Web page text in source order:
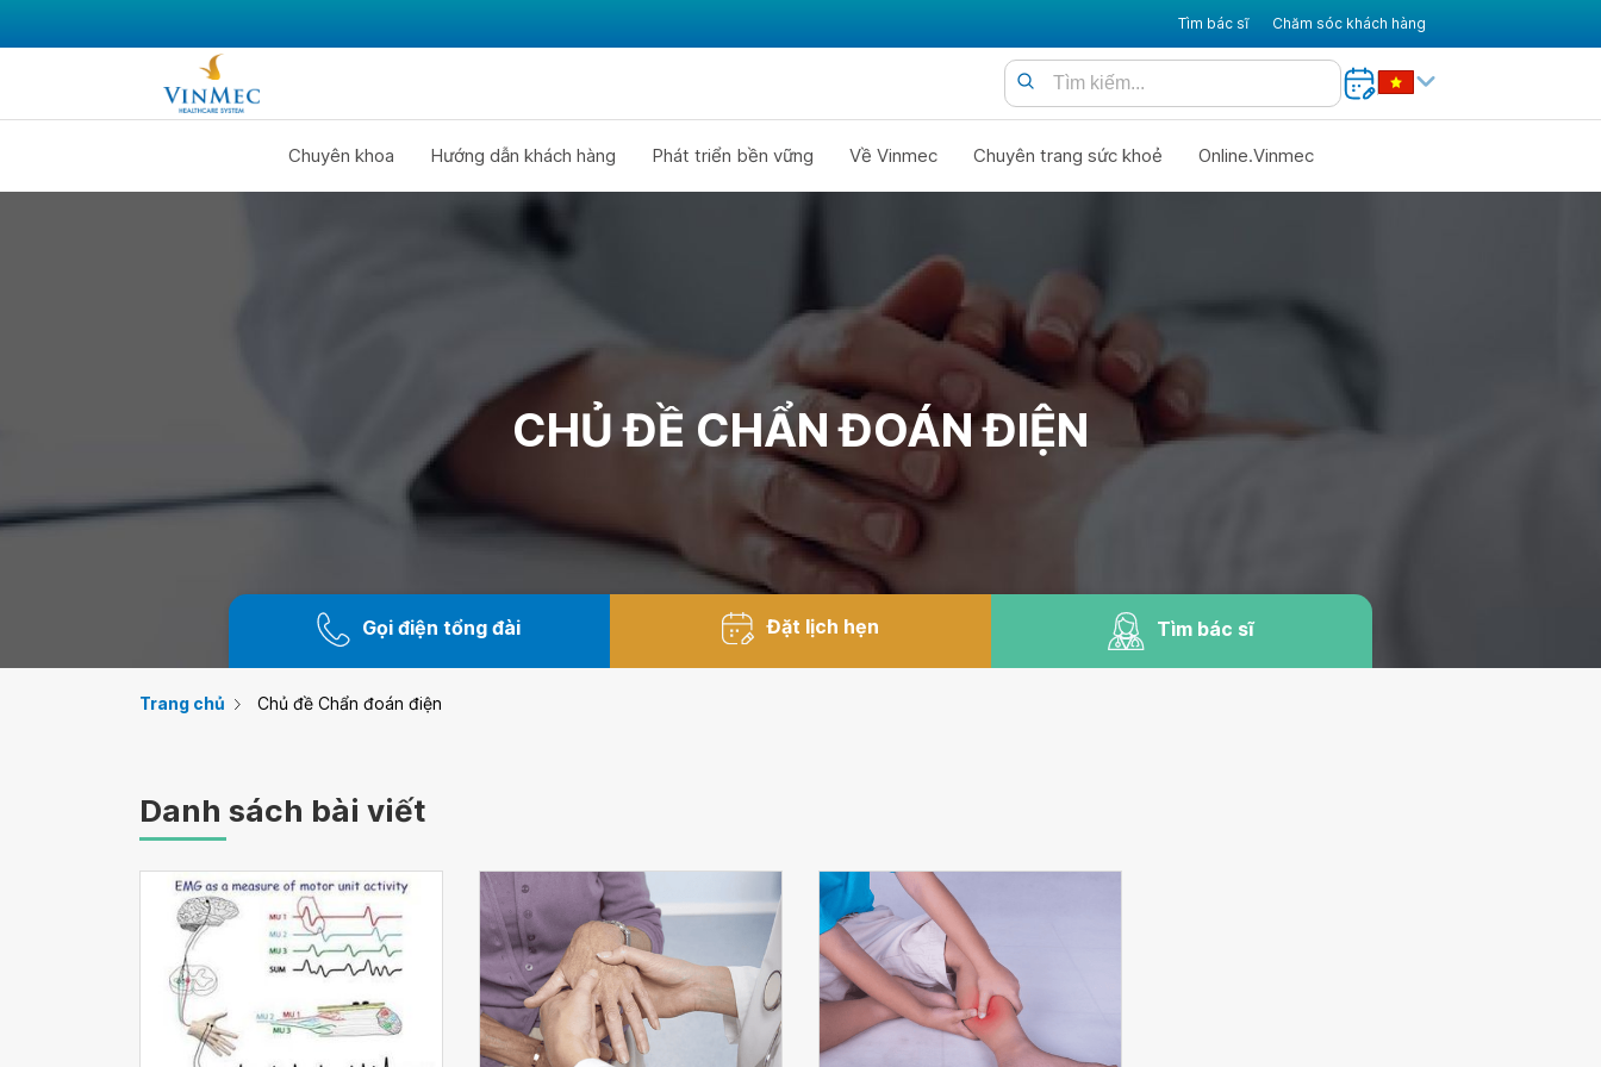
Tìm bác sĩ Chăm sóc khách hàng
Chuyên khoa Hướng dẫn khách hàng Phát triển bền vững Về Vinmec Chuyên trang sức khoẻ Online.Vinmec
CHỦ ĐỀ CHẨN ĐOÁN ĐIỆN
Gọi điện tổng đài Đặt lịch hẹn Tìm bác sĩ
Trang chủ Chủ đề Chẩn đoán điện
Danh sách bài viết